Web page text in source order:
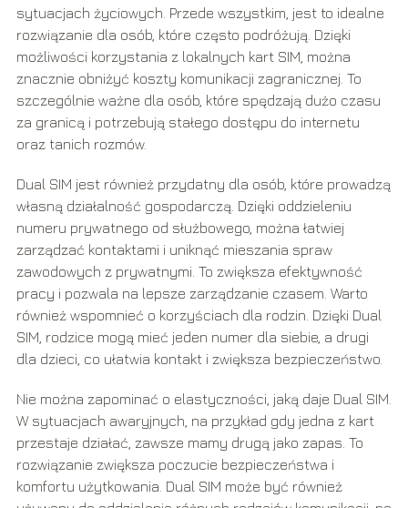
sytuacjach życiowych. Przede wszystkim, jest to idealne
rozwiązanie dla osób, które często podróżują. Dzięki
możliwości korzystania z lokalnych kart SIM, można
znacznie obniżyć koszty komunikacji zagranicznej. To
szczególnie ważne dla osób, które spędzają dużo czasu
za granicą i potrzebują stałego dostępu do internetu
oraz tanich rozmów.
Dual SIM jest również przydatny dla osób, które prowadzą
własną działalność gospodarczą. Dzięki oddzieleniu
numeru prywatnego od służbowego, można łatwiej
zarządzać kontaktami i uniknąć mieszania spraw
zawodowych z prywatnymi. To zwiększa efektywność
pracy i pozwala na lepsze zarządzanie czasem. Warto
również wspomnieć o korzyściach dla rodzin. Dzięki Dual
SIM, rodzice mogą mieć jeden numer dla siebie, a drugi
dla dzieci, co ułatwia kontakt i zwiększa bezpieczeństwo.
Nie można zapominać o elastyczności, jaką daje Dual SIM.
W sytuacjach awaryjnych, na przykład gdy jedna z kart
przestaje działać, zawsze mamy drugą jako zapas. To
rozwiązanie zwiększa poczucie bezpieczeństwa i
komfortu użytkowania. Dual SIM może być również